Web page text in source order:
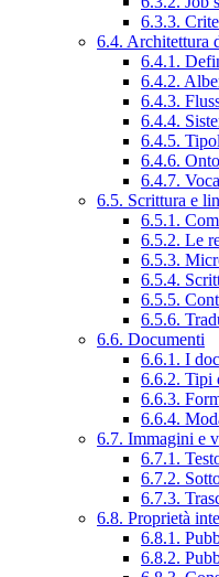
6.3.3.
6.4. Architettura
6.4.1.
6.4.2.
6.4.3.
6.4.4.
6.4.5.
6.4.6.
6.4.7.
6.5. Scrittura e
6.5.1.
6.5.2. Le
6.5.3.
6.5.4.
6.5.5.
6.5.6.
6.6. Documenti
6.6.1. I
6.6.2. Tipi
6.6.3.
6.6.4.
6.7. Immagini e
6.7.1.
6.7.2.
6.7.3.
6.8. Proprietà
6.8.1.
6.8.2.